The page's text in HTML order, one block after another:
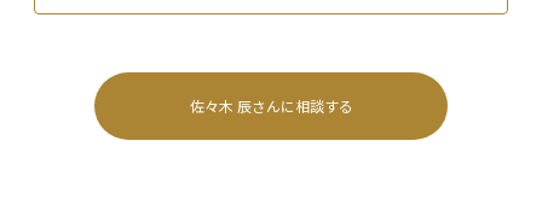
佐々木 辰さんに相談する